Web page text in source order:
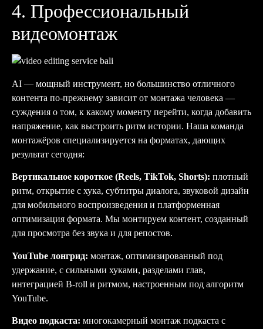
4. Профессиональный
видеомонтаж
AI — мощный инструмент, но большинство отличного
контента по-прежнему зависит от монтажа человека —
суждения о том, к какому моменту перейти, когда добавить
напряжение, как выстроить ритм истории. Наша команда
монтажёров специализируется на форматах, дающих
результат сегодня:
Вертикальное короткое (Reels, TikTok, Shorts): плотный
ритм, открытие с хука, субтитры диалога, звуковой дизайн
для мобильного воспроизведения и платформенная
оптимизация формата. Мы монтируем контент, созданный
для просмотра без звука и для репостов.
YouTube лонгрид: монтаж, оптимизированный под
удержание, с сильными хуками, разделами глав,
интеграцией B-roll и ритмом, настроенным под алгоритм
YouTube.
Видео подкаста: многокамерный монтаж подкаста с